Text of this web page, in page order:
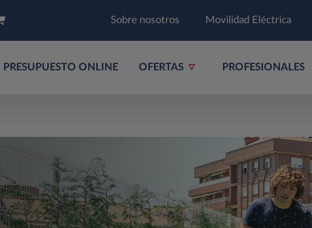
Sobre nosotros Movilidad Eléctrica
PRESUPUESTO ONLINE OFERTAS PROFESIONALES